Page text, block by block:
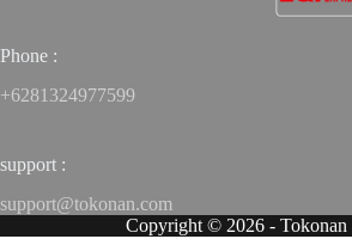
Phone :
+6281324977599
support :
support@tokonan.com
Copyright © 2026 - Tokonan